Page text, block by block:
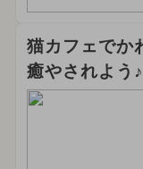
猫カフェでか
癒やされよう♪